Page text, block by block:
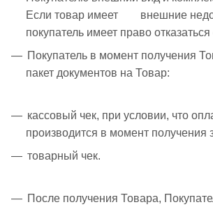
Если товар имеет внешние
покупатель имеет право
Покупатель в момент получения
пакет документов на Товар:
кассовый чек, при условии, что
производится в момент получения
товарный чек.
После получения Товара,